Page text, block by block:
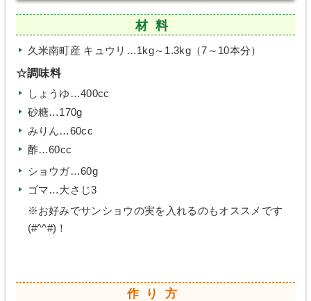
材料
久米南町産 キュウリ…1kg～1.3kg（7～10本分）
☆調味料
しょうゆ…400cc
砂糖…170g
みりん…60cc
酢…60cc
ショウガ…60g
ゴマ…大さじ3
※お好みでサンショウの実を入れるのもオススメです
(#^^#)！
作り方